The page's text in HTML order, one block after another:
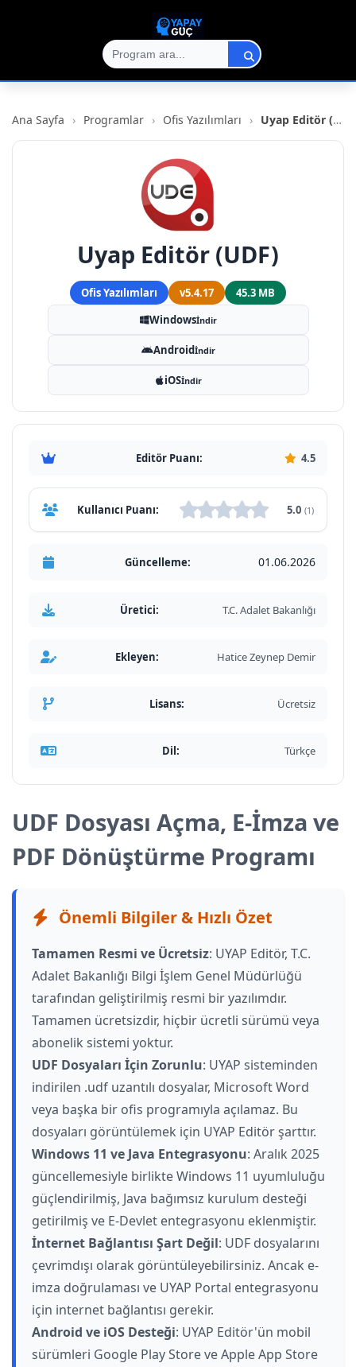
Ana Sayfa › Programlar › Ofis Yazılımları › Uyap Editör (UDF)
Uyap Editör (UDF)
Ofis Yazılımları v5.4.17
45.3 MB
Windowsİndir
Androidİndir
iOSİndir
Editör Puanı: 4.5
Kullanıcı Puanı: 5.0 (1)
Güncelleme: 01.06.2026
Üretici: T.C. Adalet Bakanlığı
Ekleyen: Hatice Zeynep Demir
Lisans: Ücretsiz
Dil: Türkçe
UDF Dosyası Açma, E-İmza ve
PDF Dönüştürme Programı
Önemli Bilgiler & Hızlı Özet
Tamamen Resmi ve Ücretsiz: UYAP Editör, T.C.
Adalet Bakanlığı Bilgi İşlem Genel Müdürlüğü
tarafından geliştirilmiş resmi bir yazılımdır.
Tamamen ücretsizdir, hiçbir ücretli sürümü veya
abonelik sistemi yoktur.
UDF Dosyaları İçin Zorunlu: UYAP sisteminden
indirilen .udf uzantılı dosyalar, Microsoft Word
veya başka bir ofis programıyla açılamaz. Bu
dosyaları görüntülemek için UYAP Editör şarttır.
Windows 11 ve Java Entegrasyonu: Aralık 2025
güncellemesiyle birlikte Windows 11 uyumluluğu
güçlendirilmiş, Java bağımsız kurulum desteği
getirilmiş ve E-Devlet entegrasyonu eklenmiştir.
İnternet Bağlantısı Şart Değil: UDF dosyalarını
çevrimdışı olarak görüntüleyebilirsiniz. Ancak e-
imza doğrulaması ve UYAP Portal entegrasyonu
için internet bağlantısı gerekir.
Android ve iOS Desteği: UYAP Editör'ün mobil
sürümleri Google Play Store ve Apple App Store